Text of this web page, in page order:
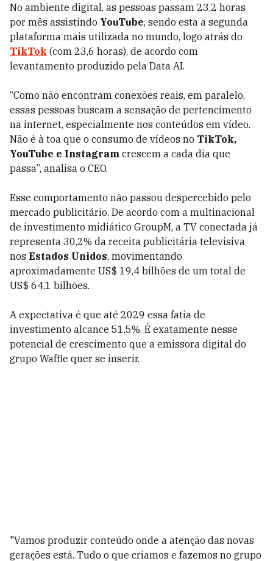
No ambiente digital, as pessoas passam 23,2 horas
por mês assistindo YouTube, sendo esta a segunda
plataforma mais utilizada no mundo, logo atrás do
TikTok (com 23,6 horas), de acordo com
levantamento produzido pela Data AI.
“Como não encontram conexões reais, em paralelo,
essas pessoas buscam a sensação de pertencimento
na internet, especialmente nos conteúdos em vídeo.
Não é à toa que o consumo de vídeos no TikTok,
YouTube e Instagram crescem a cada dia que
passa”, analisa o CEO.
Esse comportamento não passou despercebido pelo
mercado publicitário. De acordo com a multinacional
de investimento midiático GroupM, a TV conectada já
representa 30,2% da receita publicitária televisiva
nos Estados Unidos, movimentando
aproximadamente US$ 19,4 bilhões de um total de
US$ 64,1 bilhões.
A expectativa é que até 2029 essa fatia de
investimento alcance 51,5%. É exatamente nesse
potencial de crescimento que a emissora digital do
grupo Waffle quer se inserir.
"Vamos produzir conteúdo onde a atenção das novas
gerações está. Tudo o que criamos e fazemos no grupo